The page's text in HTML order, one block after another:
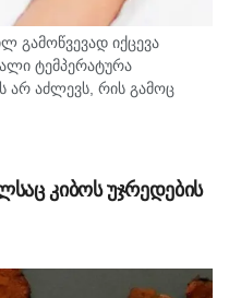
გამოწვევად იქცევა
ტემპერატურა
არ აძლევს, რის გამოც
ხშირად გვეღვიძება.
კიბოს უჯრედების